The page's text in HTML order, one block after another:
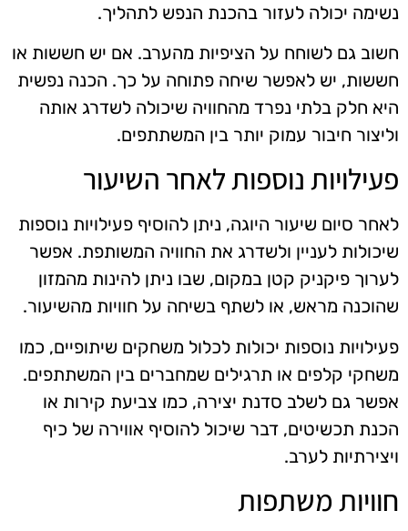
נשימה יכולה לעזור בהכנת הנפש לתהליך.
חשוב גם לשוחח על הציפיות מהערב. אם יש חששות או
חששות, יש לאפשר שיחה פתוחה על כך. הכנה נפשית
היא חלק בלתי נפרד מהחוויה שיכולה לשדרג אותה
וליצור חיבור עמוק יותר בין המשתתפים.
פעילויות נוספות לאחר השיעור
לאחר סיום שיעור היוגה, ניתן להוסיף פעילויות נוספות
שיכולות לעניין ולשדרג את החוויה המשותפת. אפשר
לערוך פיקניק קטן במקום, שבו ניתן להינות מהמזון
שהוכנה מראש, או לשתף בשיחה על חוויות מהשיעור.
פעילויות נוספות יכולות לכלול משחקים שיתופיים, כמו
משחקי קלפים או תרגילים שמחברים בין המשתתפים.
אפשר גם לשלב סדנת יצירה, כמו צביעת קירות או
הכנת תכשיטים, דבר שיכול להוסיף אווירה של כיף
ויצירתיות לערב.
חוויות משתפות